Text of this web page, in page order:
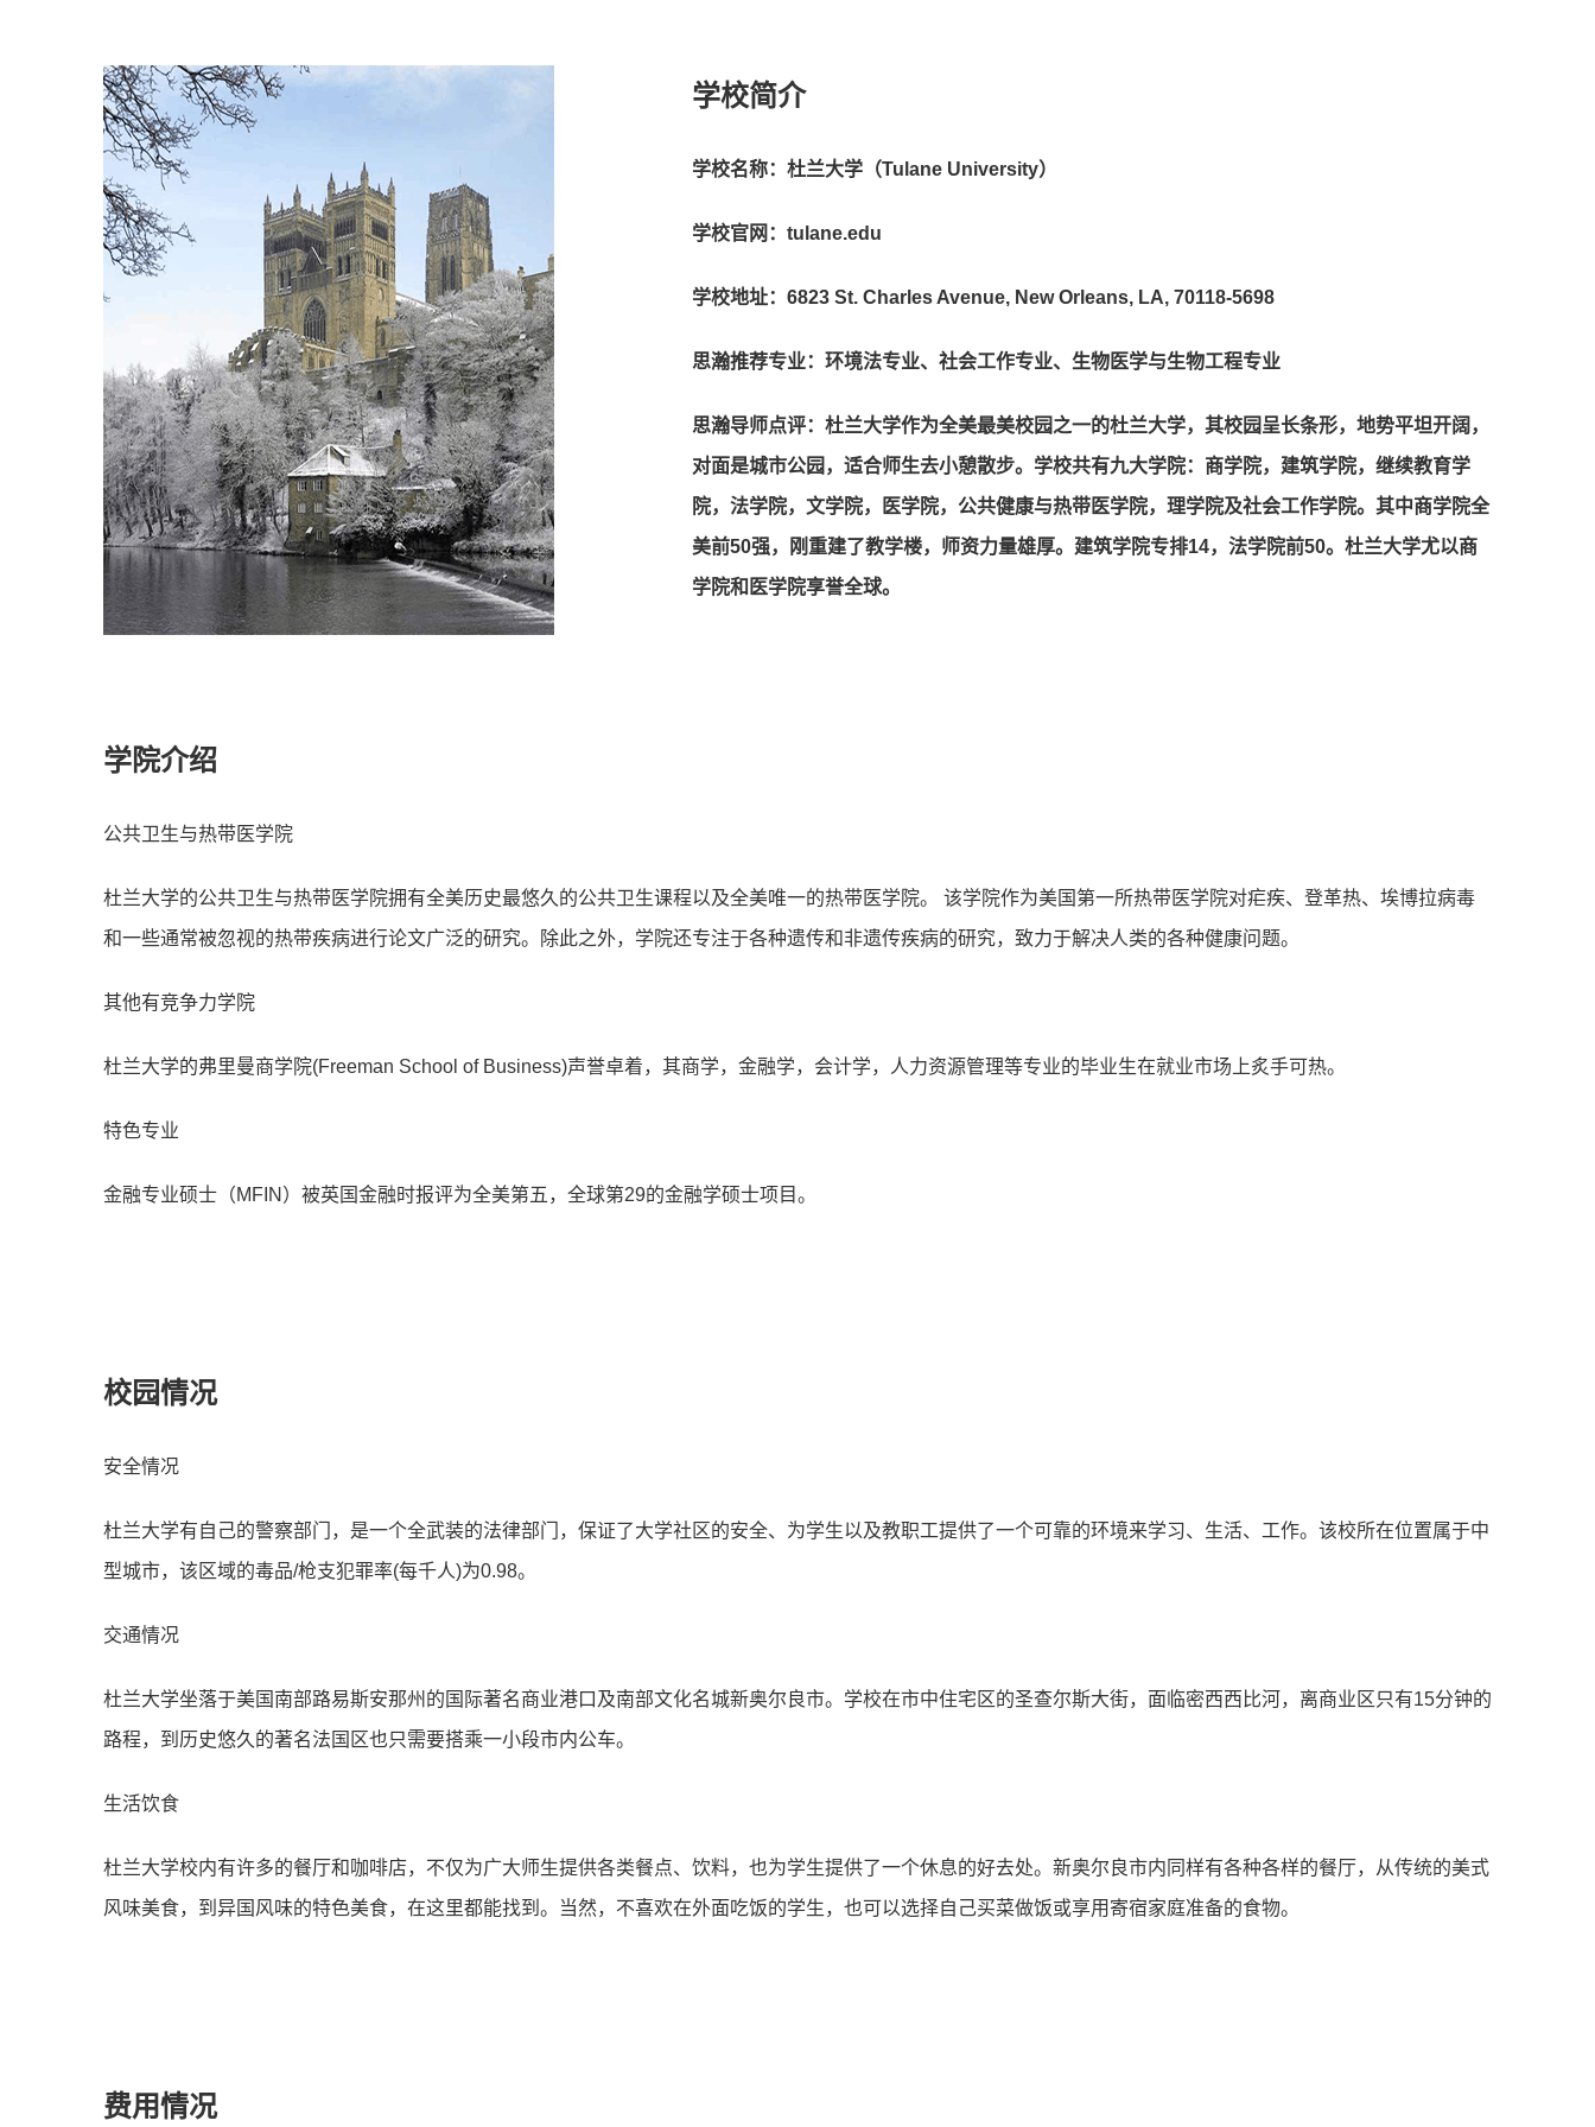
学校简介
学校名称：杜兰大学（Tulane University）
学校官网：tulane.edu
学校地址：6823 St. Charles Avenue, New Orleans, LA, 70118-5698
思瀚推荐专业：环境法专业、社会工作专业、生物医学与生物工程专业
思瀚导师点评：杜兰大学作为全美最美校园之一的杜兰大学，其校园呈长条形，地势平坦开阔，
对面是城市公园，适合师生去小憩散步。学校共有九大学院：商学院，建筑学院，继续教育学
院，法学院，文学院，医学院，公共健康与热带医学院，理学院及社会工作学院。其中商学院全
美前50强，刚重建了教学楼，师资力量雄厚。建筑学院专排14，法学院前50。杜兰大学尤以商
学院和医学院享誉全球。
学院介绍
公共卫生与热带医学院
杜兰大学的公共卫生与热带医学院拥有全美历史最悠久的公共卫生课程以及全美唯一的热带医学院。 该学院作为美国第一所热带医学院对疟疾、登革热、埃博拉病毒
和一些通常被忽视的热带疾病进行论文广泛的研究。除此之外，学院还专注于各种遗传和非遗传疾病的研究，致力于解决人类的各种健康问题。
其他有竞争力学院
杜兰大学的弗里曼商学院(Freeman School of Business)声誉卓着，其商学，金融学，会计学，人力资源管理等专业的毕业生在就业市场上炙手可热。
特色专业
金融专业硕士（MFIN）被英国金融时报评为全美第五，全球第29的金融学硕士项目。
校园情况
安全情况
杜兰大学有自己的警察部门，是一个全武装的法律部门，保证了大学社区的安全、为学生以及教职工提供了一个可靠的环境来学习、生活、工作。该校所在位置属于中
型城市，该区域的毒品/枪支犯罪率(每千人)为0.98。
交通情况
杜兰大学坐落于美国南部路易斯安那州的国际著名商业港口及南部文化名城新奥尔良市。学校在市中住宅区的圣查尔斯大街，面临密西西比河，离商业区只有15分钟的
路程，到历史悠久的著名法国区也只需要搭乘一小段市内公车。
生活饮食
杜兰大学校内有许多的餐厅和咖啡店，不仅为广大师生提供各类餐点、饮料，也为学生提供了一个休息的好去处。新奥尔良市内同样有各种各样的餐厅，从传统的美式
风味美食，到异国风味的特色美食，在这里都能找到。当然，不喜欢在外面吃饭的学生，也可以选择自己买菜做饭或享用寄宿家庭准备的食物。
费用情况